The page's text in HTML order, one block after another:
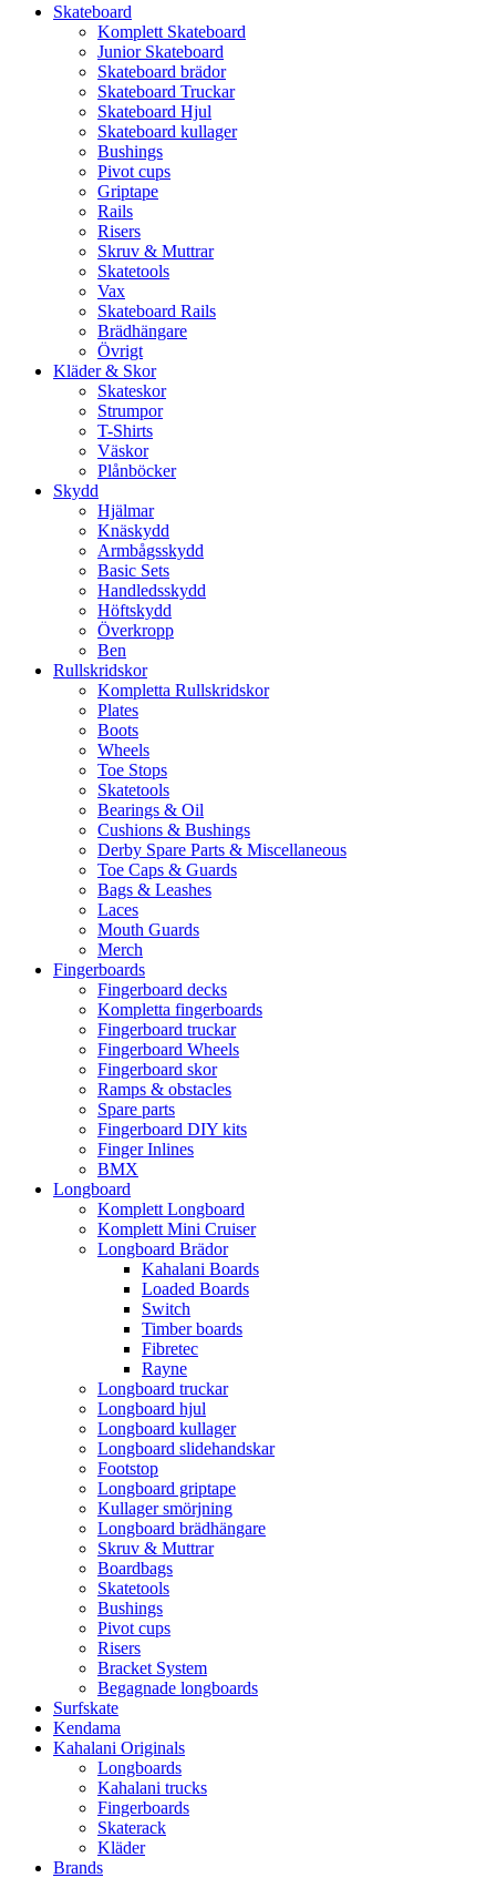
Skateboard
Komplett Skateboard
Junior Skateboard
Skateboard brädor
Skateboard Truckar
Skateboard Hjul
Skateboard kullager
Bushings
Pivot cups
Griptape
Rails
Risers
Skruv & Muttrar
Skatetools
Vax
Skateboard Rails
Brädhängare
Övrigt
Kläder & Skor
Skateskor
Strumpor
T-Shirts
Väskor
Plånböcker
Skydd
Hjälmar
Knäskydd
Armbågsskydd
Basic Sets
Handledsskydd
Höftskydd
Överkropp
Ben
Rullskridskor
Kompletta Rullskridskor
Plates
Boots
Wheels
Toe Stops
Skatetools
Bearings & Oil
Cushions & Bushings
Derby Spare Parts & Miscellaneous
Toe Caps & Guards
Bags & Leashes
Laces
Mouth Guards
Merch
Fingerboards
Fingerboard decks
Kompletta fingerboards
Fingerboard truckar
Fingerboard Wheels
Fingerboard skor
Ramps & obstacles
Spare parts
Fingerboard DIY kits
Finger Inlines
BMX
Longboard
Komplett Longboard
Komplett Mini Cruiser
Longboard Brädor
Kahalani Boards
Loaded Boards
Switch
Timber boards
Fibretec
Rayne
Longboard truckar
Longboard hjul
Longboard kullager
Longboard slidehandskar
Footstop
Longboard griptape
Kullager smörjning
Longboard brädhängare
Skruv & Muttrar
Boardbags
Skatetools
Bushings
Pivot cups
Risers
Bracket System
Begagnade longboards
Surfskate
Kendama
Kahalani Originals
Longboards
Kahalani trucks
Fingerboards
Skaterack
Kläder
Brands